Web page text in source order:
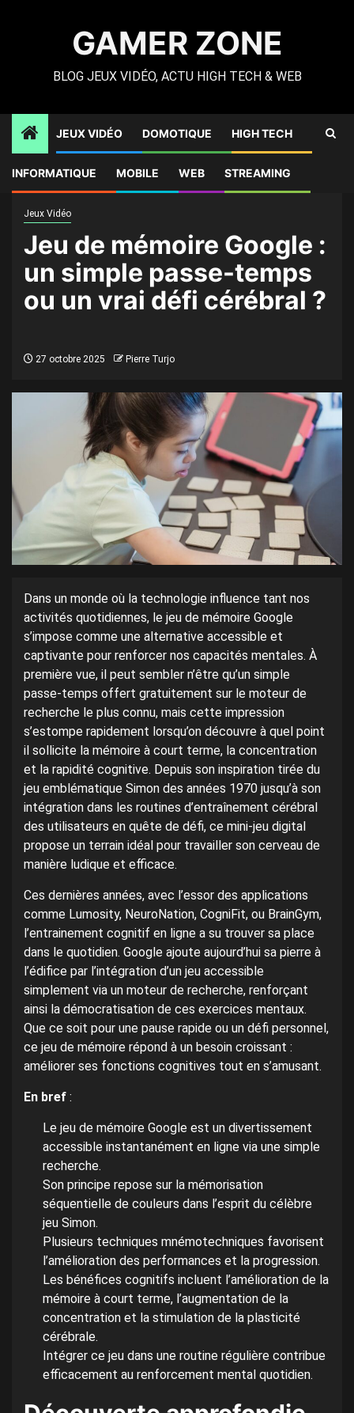
GAMER ZONE
BLOG JEUX VIDÉO, ACTU HIGH TECH & WEB
JEUX VIDÉO DOMOTIQUE HIGH TECH
INFORMATIQUE MOBILE WEB STREAMING
simple passe-temps ou un vrai défi cérébral ?
Jeux Vidéo
Jeu de mémoire Google :
un simple passe-temps
ou un vrai défi cérébral ?
27 octobre 2025 Pierre Turjo
Dans un monde où la technologie influence tant nos
activités quotidiennes, le jeu de mémoire Google
s’impose comme une alternative accessible et
captivante pour renforcer nos capacités mentales. À
première vue, il peut sembler n’être qu’un simple
passe-temps offert gratuitement sur le moteur de
recherche le plus connu, mais cette impression
s’estompe rapidement lorsqu’on découvre à quel point
il sollicite la mémoire à court terme, la concentration
et la rapidité cognitive. Depuis son inspiration tirée du
jeu emblématique Simon des années 1970 jusqu’à son
intégration dans les routines d’entraînement cérébral
des utilisateurs en quête de défi, ce mini-jeu digital
propose un terrain idéal pour travailler son cerveau de
manière ludique et efficace.
Ces dernières années, avec l’essor des applications
comme Lumosity, NeuroNation, CogniFit, ou BrainGym,
l’entrainement cognitif en ligne a su trouver sa place
dans le quotidien. Google ajoute aujourd’hui sa pierre à
l’édifice par l’intégration d’un jeu accessible
simplement via un moteur de recherche, renforçant
ainsi la démocratisation de ces exercices mentaux.
Que ce soit pour une pause rapide ou un défi personnel,
ce jeu de mémoire répond à un besoin croissant :
améliorer ses fonctions cognitives tout en s’amusant.
En bref :
Le jeu de mémoire Google est un divertissement
accessible instantanément en ligne via une simple
recherche.
Son principe repose sur la mémorisation
séquentielle de couleurs dans l’esprit du célèbre
jeu Simon.
Plusieurs techniques mnémotechniques favorisent
l’amélioration des performances et la progression.
Les bénéfices cognitifs incluent l’amélioration de la
mémoire à court terme, l’augmentation de la
concentration et la stimulation de la plasticité
cérébrale.
Intégrer ce jeu dans une routine régulière contribue
efficacement au renforcement mental quotidien.